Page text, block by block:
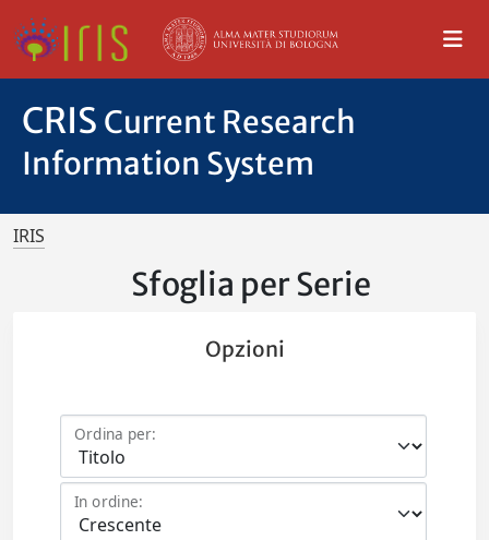
CRIS Current Research
Information System
IRIS
Sfoglia per Serie
Opzioni
Ordina per:
In ordine: